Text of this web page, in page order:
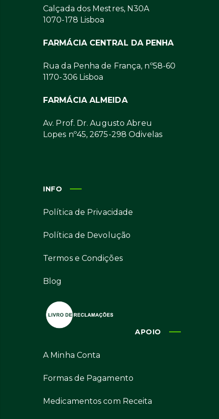
Calçada dos Mestres, N30A
1070-178 Lisboa
FARMÁCIA CENTRAL DA PENHA
Rua da Penha de França, nº58-60
1170-306 Lisboa
FARMÁCIA ALMEIDA
Av. Prof. Dr. Augusto Abreu
Lopes nº45, 2675-298 Odivelas
INFO
Política de Privacidade
Política de Devolução
Termos e Condições
Blog
APOIO
A Minha Conta
Formas de Pagamento
Medicamentos com Receita